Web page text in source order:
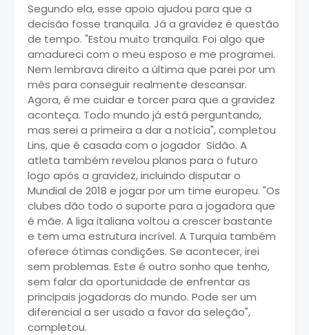
Segundo ela, esse apoio ajudou para que a
decisão fosse tranquila. Já a gravidez é questão
de tempo. "Estou muito tranquila. Foi algo que
amadureci com o meu esposo e me programei.
Nem lembrava direito a última que parei por um
mês para conseguir realmente descansar.
Agora, é me cuidar e torcer para que a gravidez
aconteça. Todo mundo já está perguntando,
mas serei a primeira a dar a notícia", completou
Lins, que é casada com o jogador Sidão. A
atleta também revelou planos para o futuro
logo após a gravidez, incluindo disputar o
Mundial de 2018 e jogar por um time europeu. "Os
clubes dão todo o suporte para a jogadora que
é mãe. A liga italiana voltou a crescer bastante
e tem uma estrutura incrível. A Turquia também
oferece ótimas condições. Se acontecer, irei
sem problemas. Este é outro sonho que tenho,
sem falar da oportunidade de enfrentar as
principais jogadoras do mundo. Pode ser um
diferencial a ser usado a favor da seleção",
completou.